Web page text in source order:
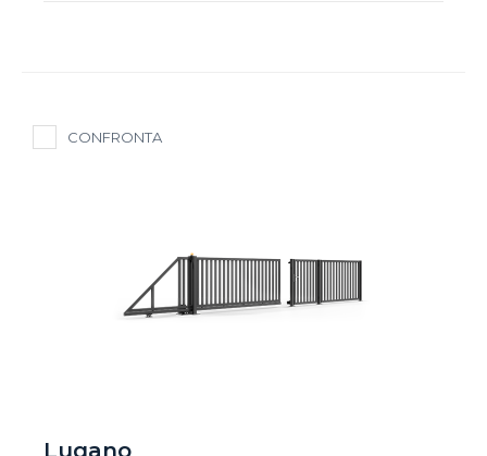
CONFRONTA
Lugano